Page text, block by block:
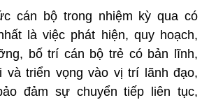
cán bộ trong nhiệm kỳ qua có
là việc phát hiện, quy hoạch,
bố trí cán bộ trẻ có bản lĩnh,
và triển vọng vào vị trí lãnh đạo,
đảm sự chuyển tiếp liên tục,